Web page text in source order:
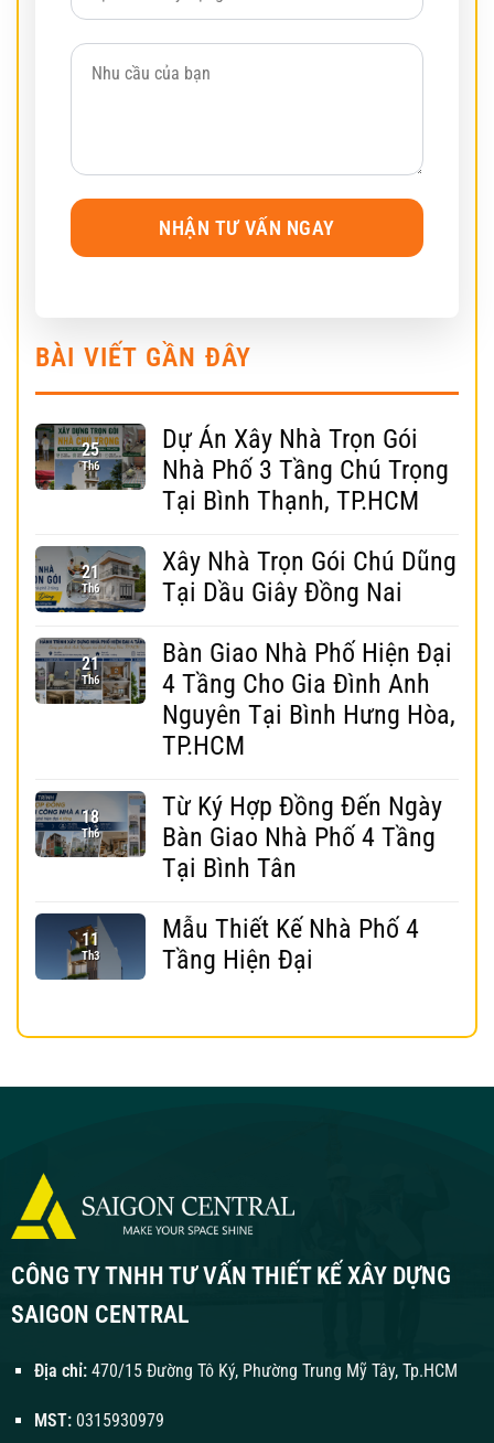
BÀI VIẾT GẦN ĐÂY
25
Th6
Dự Án Xây Nhà Trọn Gói
Nhà Phố 3 Tầng Chú Trọng
Tại Bình Thạnh, TP.HCM
21
Th6
Xây Nhà Trọn Gói Chú Dũng
Tại Dầu Giây Đồng Nai
21
Th6
Bàn Giao Nhà Phố Hiện Đại
4 Tầng Cho Gia Đình Anh
Nguyên Tại Bình Hưng Hòa,
TP.HCM
18
Th6
Từ Ký Hợp Đồng Đến Ngày
Bàn Giao Nhà Phố 4 Tầng
Tại Bình Tân
11
Th3
Mẫu Thiết Kế Nhà Phố 4
Tầng Hiện Đại
CÔNG TY TNHH TƯ VẤN THIẾT KẾ XÂY DỰNG
SAIGON CENTRAL
Địa chỉ:470/15 Đường Tô Ký, Phường Trung Mỹ Tây, Tp.HCM
MST: 0315930979